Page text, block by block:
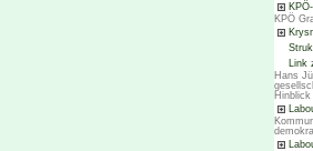
KPÖ
Link
Hans